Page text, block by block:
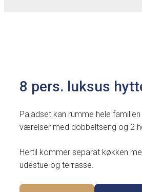
8 pers. luksus
Paladset kan rumme hele
værelser med dobbeltseng og 2
Hertil kommer separat køkken
udestue og terrasse.